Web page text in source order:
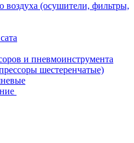
воздуха (осушители, фильтры,
и пневмоинструмента
шестеренчатые)